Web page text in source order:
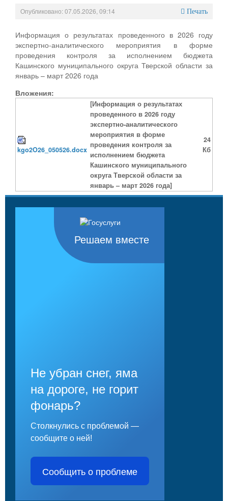
Опубликовано: 07.05.2026, 09:14 Печать
Информация о результатах проведенного в 2026 году
экспертно-аналитического мероприятия в форме
проведения контроля за исполнением бюджета
Кашинского муниципального округа Тверской области за
январь – март 2026 года
Вложения:
kgo2O26_050526.docx
[Информация о результатах
проведенного в 2026 году
экспертно-аналитического
мероприятия в форме
проведения контроля за
исполнением бюджета
Кашинского муниципального
округа Тверской области за
январь – март 2026 года]
24
Кб
Решаем вместе
Не убран снег, яма
на дороге, не горит
фонарь?
Столкнулись с проблемой —
сообщите о ней!
Сообщить о проблеме